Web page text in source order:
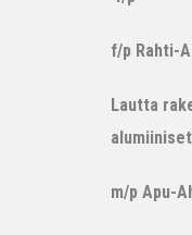
f/p Rahti-
Lautta
m/p Apu-